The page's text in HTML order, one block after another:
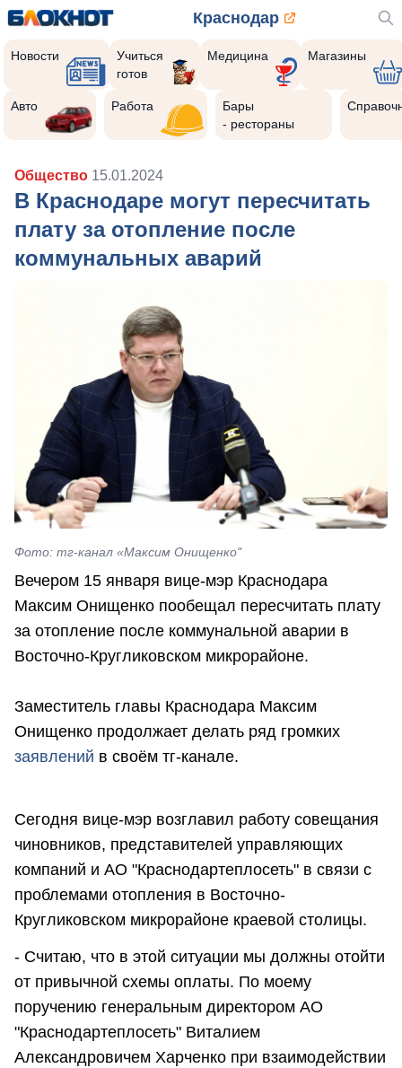
Краснодар
Новости
Учиться
готов
Медицина Магазины
Авто Работа
Бары
- рестораны
Общество 15.01.2024
В Краснодаре могут пересчитать
плату за отопление после
коммунальных аварий
Фото: тг-канал «Максим Онищенко"
Вечером 15 января вице-мэр Краснодара
Максим Онищенко пообещал пересчитать плату
за отопление после коммунальной аварии в
Восточно-Кругликовском микрорайоне.
Заместитель главы Краснодара Максим
Онищенко продолжает делать ряд громких
заявлений в своём тг-канале.
Сегодня вице-мэр возглавил работу совещания
чиновников, представителей управляющих
компаний и АО "Краснодартеплосеть" в связи с
проблемами отопления в Восточно-
Кругликовском микрорайоне краевой столицы.
- Считаю, что в этой ситуации мы должны отойти
от привычной схемы оплаты. По моему
поручению генеральным директором АО
"Краснодартеплосеть" Виталием
Александровичем Харченко при взаимодействии